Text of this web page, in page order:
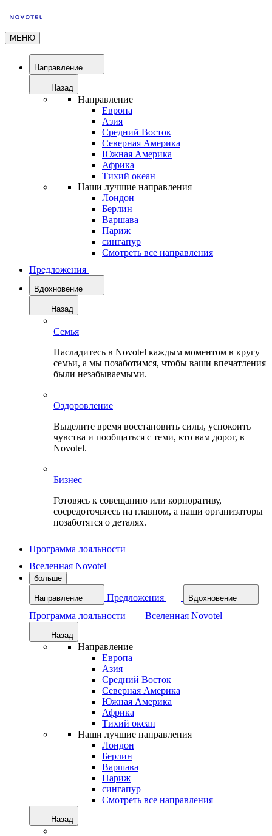
МЕНЮ
Направление
Назад
Направление
Европа
Азия
Средний Восток
Северная Америка
Южная Америка
Африка
Тихий океан
Наши лучшие направления
Лондон
Берлин
Варшава
Париж
сингапур
Смотреть все направления
Предложения
Вдохновение
Назад
Семья
Насладитесь в Novotel каждым моментом в кругу
семьи, а мы позаботимся, чтобы ваши впечатления
были незабываемыми.
Оздоровление
Выделите время восстановить силы, успокоить
чувства и пообщаться с теми, кто вам дорог, в
Novotel.
Бизнес
Готовясь к совещанию или корпоративу,
сосредоточьтесь на главном, а наши организаторы
позаботятся о деталях.
Программа лояльности
Вселенная Novotel
больше
Направление Предложения Вдохновение
Программа лояльности Вселенная Novotel
Назад
Направление
Европа
Азия
Средний Восток
Северная Америка
Южная Америка
Африка
Тихий океан
Наши лучшие направления
Лондон
Берлин
Варшава
Париж
сингапур
Смотреть все направления
Назад